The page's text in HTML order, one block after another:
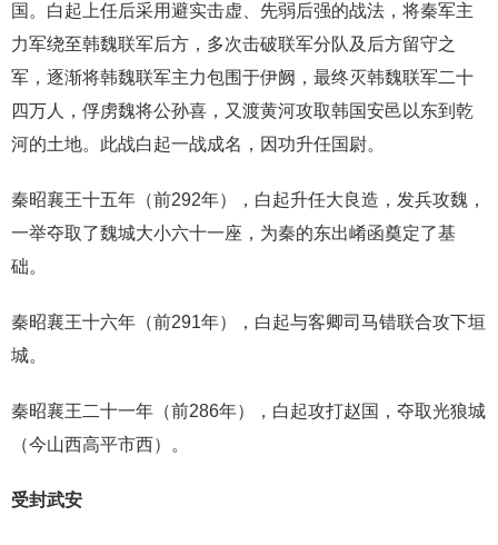
国。白起上任后采用避实击虚、先弱后强的战法，将秦军主
力军绕至韩魏联军后方，多次击破联军分队及后方留守之
军，逐渐将韩魏联军主力包围于伊阙，最终灭韩魏联军二十
四万人，俘虏魏将公孙喜，又渡黄河攻取韩国安邑以东到乾
河的土地。此战白起一战成名，因功升任国尉。
秦昭襄王十五年（前292年），白起升任大良造，发兵攻魏，
一举夺取了魏城大小六十一座，为秦的东出崤函奠定了基
础。
秦昭襄王十六年（前291年），白起与客卿司马错联合攻下垣
城。
秦昭襄王二十一年（前286年），白起攻打赵国，夺取光狼城
（今山西高平市西）。
受封武安